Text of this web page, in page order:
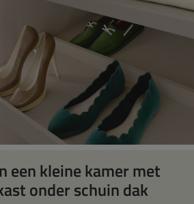
een kleine kamer met
onder schuin dak